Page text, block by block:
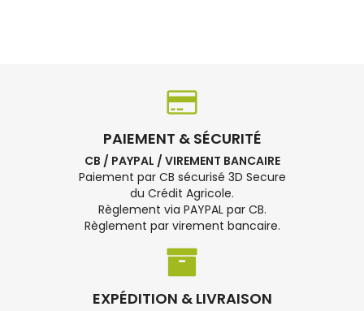
PAIEMENT & SÉCURITÉ
CB / PAYPAL / VIREMENT BANCAIRE
Paiement par CB sécurisé 3D Secure
du Crédit Agricole.
Règlement via PAYPAL par CB.
Règlement par virement bancaire.
EXPÉDITION & LIVRAISON